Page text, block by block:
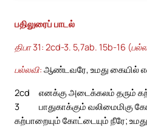
பதிலுரைப் பாடல்
திபா 31: 2cd-3. 5,7ab. 15b-16
பல்லவி: ஆண்டவரே, உமது கையில்
2cd
எனக்கு அடைக்கலம் தரும்
பாதுகாக்கும் வலிமைமிகு
3
கற்பாறையும் கோட்டையும் நீரே;